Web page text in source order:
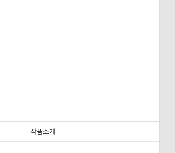
작품소개